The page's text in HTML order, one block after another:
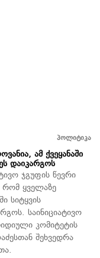
პოლიტიკა
ამ ქვეყანაში
დაიკარგოს
ჯგუფის წევრი
რომ ყველაზე
სიტყვის
საინიციატივო
კომიტეტის
შეხვედრა